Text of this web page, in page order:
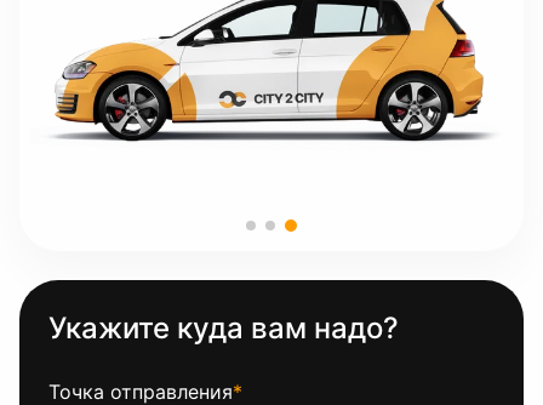
Укажите куда вам надо?
Точка отправления*